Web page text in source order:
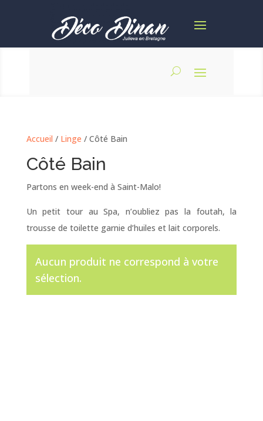
Accueil / Linge / Côté Bain
Côté Bain
Partons en week-end à Saint-Malo!
Un petit tour au Spa, n’oubliez pas la foutah, la
trousse de toilette garnie d’huiles et lait corporels.
Aucun produit ne correspond à votre
sélection.